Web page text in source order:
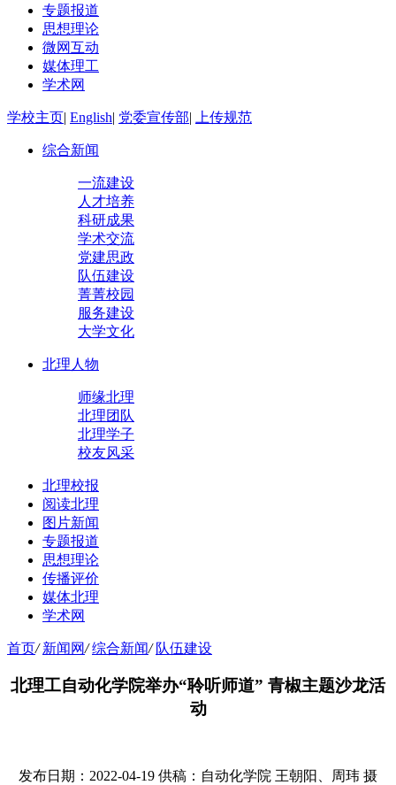
专题报道
思想理论
微网互动
媒体理工
学术网
学校主页| English| 党委宣传部| 上传规范
综合新闻
一流建设
人才培养
科研成果
学术交流
党建思政
队伍建设
菁菁校园
服务建设
大学文化
北理人物
师缘北理
北理团队
北理学子
校友风采
北理校报
阅读北理
图片新闻
专题报道
思想理论
传播评价
媒体北理
学术网
首页/ 新闻网/ 综合新闻/ 队伍建设
北理工自动化学院举办“聆听师道” 青椒主题沙龙活
动
发布日期：2022-04-19 供稿：自动化学院 王朝阳、周玮 摄